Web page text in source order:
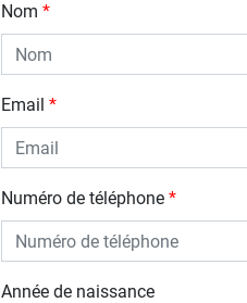
Nom
Email
Numéro de téléphone
Année de naissance